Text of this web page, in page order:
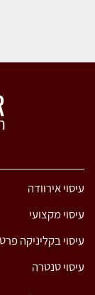
עיסוי אירוודה
עיסוי מקצועי
עיסוי בקליניקה
עיסוי טנטרה